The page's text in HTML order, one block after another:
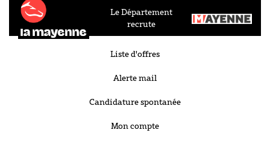
Le Département
recrute
Liste d'offres
Alerte mail
Candidature spontanée
Mon compte